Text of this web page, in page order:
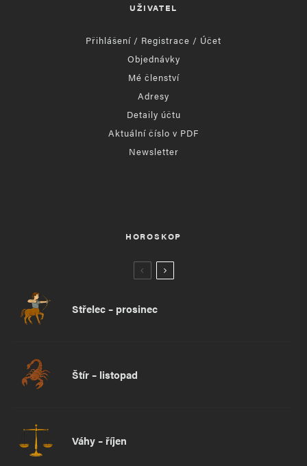
UŽIVATEL
Přihlášení / Registrace / Účet
Objednávky
Mé členství
Adresy
Detaily účtu
Aktuální číslo v PDF
Newsletter
HOROSKOP
Střelec – prosinec
Štír – listopad
Váhy – říjen